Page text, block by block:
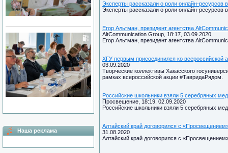
Наша реклама
Эксперты рассказали о роли онлайн-ресурсов
Эксперты рассказали о роли онлайн-ресурсов
Егор Альтман, президент агентства
AltCommunication Group, 18:17, 03.09.2020
Егор Альтман, президент агентства
ХГУ первым присоединился ко всероссийской
03.09.2020
Творческие коллективы Хакасского
рамках всероссийской акции #ТавридаРядом.
Российские школьники взяли 5 серебряных
Просвещение, 18:19, 02.09.2020
Российские школьники взяли 5 серебряных
Алтайский край договорился с
31.08.2020
Алтайский край договорился с